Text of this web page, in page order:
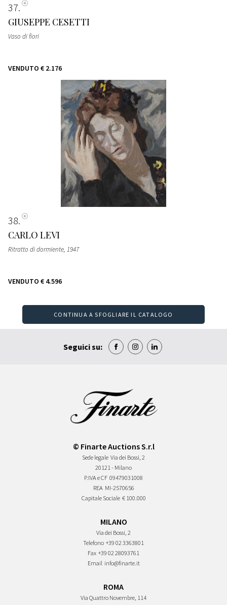
37
GIUSEPPE CESETTI
Vaso di fiori
VENDUTO € 2.176
38
CARLO LEVI
Ritratto di dormiente, 1947
VENDUTO € 4.596
CONTINUA A SFOGLIARE IL CATALOGO
Seguici su:
© Finarte Auctions S.r.l
Sede legale Via dei Bossi, 2
20121 - Milano
P.IVA e CF 09479031008
REA MI-2570656
Capitale Sociale € 100.000
MILANO
Via dei Bossi, 2
Telefono +39 02 3363801
Fax +39 02 28093761
Email info@finarte.it
ROMA
Via Quattro Novembre, 114